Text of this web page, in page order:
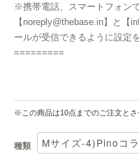
※携帯電話、スマートフォン
【 noreply@thebase.in】と【
ールが受信できるように設定
=========
※この商品は10点までのご注文と
種類